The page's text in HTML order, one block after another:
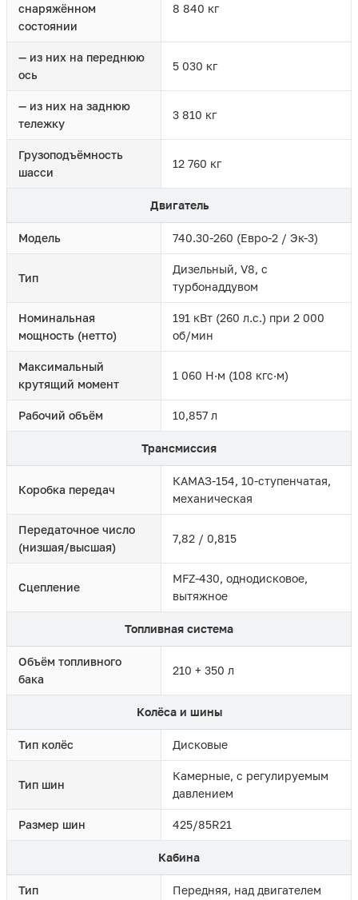
снаряжённом
состоянии
8 840 кг
— из них на переднюю
ось
5 030 кг
— из них на заднюю
тележку
3 810 кг
Грузоподъёмность
шасси
12 760 кг
Двигатель
Модель 740.30-260 (Евро-2 / Эк-3)
Тип
Дизельный, V8, с
турбонаддувом
Номинальная
мощность (нетто)
191 кВт (260 л.с.) при 2 000
об/мин
Максимальный
крутящий момент
1 060 Н·м (108 кгс·м)
Рабочий объём 10,857 л
Трансмиссия
Коробка передач
КАМАЗ-154, 10-ступенчатая,
механическая
Передаточное число
(низшая/высшая)
7,82 / 0,815
Сцепление
MFZ-430, однодисковое,
вытяжное
Топливная система
Объём топливного
бака
210 + 350 л
Колёса и шины
Тип колёс Дисковые
Тип шин
Камерные, с регулируемым
давлением
Размер шин 425/85R21
Кабина
Тип Передняя, над двигателем